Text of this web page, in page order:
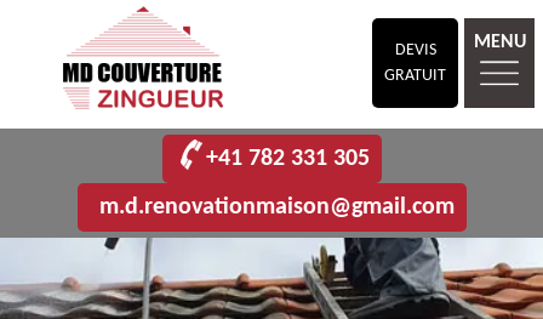
DEVIS
GRATUIT
MENU
+41 782 331 305
m.d.renovationmaison@gmail.com